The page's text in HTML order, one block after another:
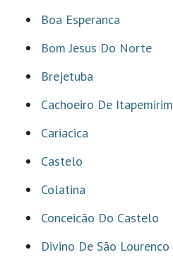
Boa Esperanca
Bom Jesus Do Norte
Brejetuba
Cachoeiro De Itapemirim
Cariacica
Castelo
Colatina
Conceicão Do Castelo
Divino De São Lourenco